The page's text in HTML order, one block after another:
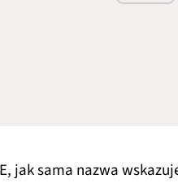
jak sama nazwa